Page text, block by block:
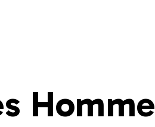
Homme